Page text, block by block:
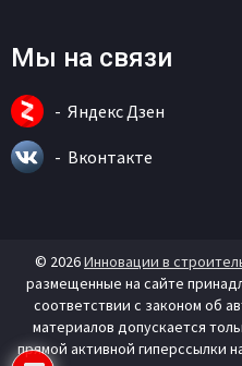
Мы на связи
Яндекс Дзен
Вконтакте
© 2026Инновации в
размещенные на сайте
соответствии с законом об
материалов допускается
прямой активной гиперссылки